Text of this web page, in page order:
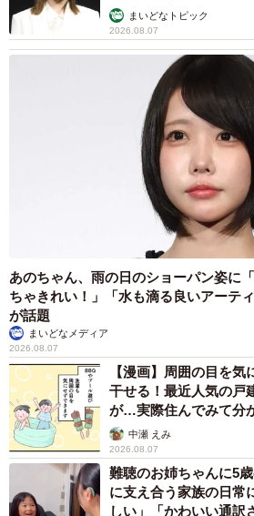
庭を散歩中。タロスケくんがどこにいるか分
現地の清水高原の冬は積雪40～50セ
温は里よりもかなり低く、マイナス
った。また、野生動物がたくさんい
チやキツネが庭を横切っていたこと
いませんでしたが、もう生きて会え
思っていました」とはとさん。
山の上ばかりを探してたはとさん夫
にも足をのばした。聞き込みを続け
のうちの1人の女性から「この猫なら
ているよ」と有力情報を聞くことが
て190日後、4月13日のことだった
り、足早で隣家を訪ねた。
そして、ずっと会いたかったタロス
た。発見した場所は、新居から直線
だった。半年ぶりに会ったタロスケ
まいどなトピック
2026.08.07
あのちゃん、雨の日のショーパン姿に
ちゃきれい！」「水も滴る良いアーテ
が話題
まいどなメディア
2026.08.07
【漫画】周囲の目を
干せる！最近人気の
が…実際住んでみて分
中瀬 えみ
2026.08.07
難聴のお姉ちゃんに5
に支え合う家族の日常
しい」「かわいい通訳